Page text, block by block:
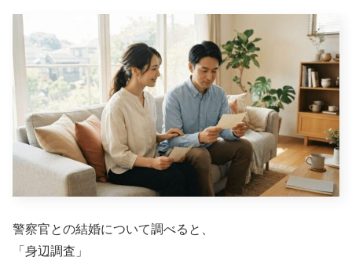
警察官との結婚について調べると、
「身辺調査」